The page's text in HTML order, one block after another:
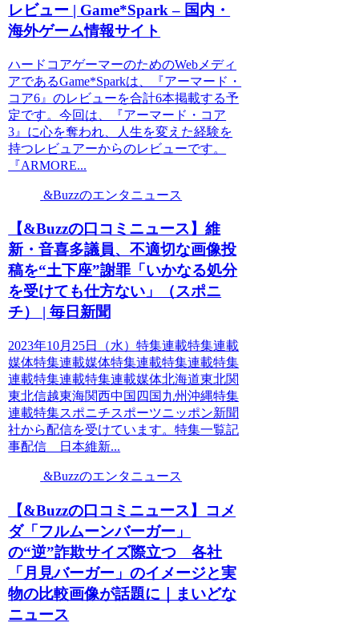
レビュー | Game*Spark – 国内・
海外ゲーム情報サイト
ハードコアゲーマーのためのWebメディ
アであるGame*Sparkは、『アーマード・
コア6』のレビューを合計6本掲載する予
定です。今回は、『アーマード・コア
3』に心を奪われ、人生を変えた経験を
持つレビュアーからのレビューです。
『ARMORE...
&Buzzのエンタニュース
【&Buzzの口コミニュース】維
新・音喜多議員、不適切な画像投
稿を“土下座”謝罪「いかなる処分
を受けても仕方ない」（スポニ
チ） | 毎日新聞
2023年10月25日（水）特集連載特集連載
媒体特集連載媒体特集連載特集連載特集
連載特集連載特集連載媒体北海道東北関
東北信越東海関西中国四国九州沖縄特集
連載特集スポニチスポーツニッポン新聞
社から配信を受けています。特集一覧記
事配信 日本維新...
&Buzzのエンタニュース
【&Buzzの口コミニュース】コメ
ダ「フルムーンバーガー」
の“逆”詐欺サイズ際立つ 各社
「月見バーガー」のイメージと実
物の比較画像が話題に｜まいどな
ニュース